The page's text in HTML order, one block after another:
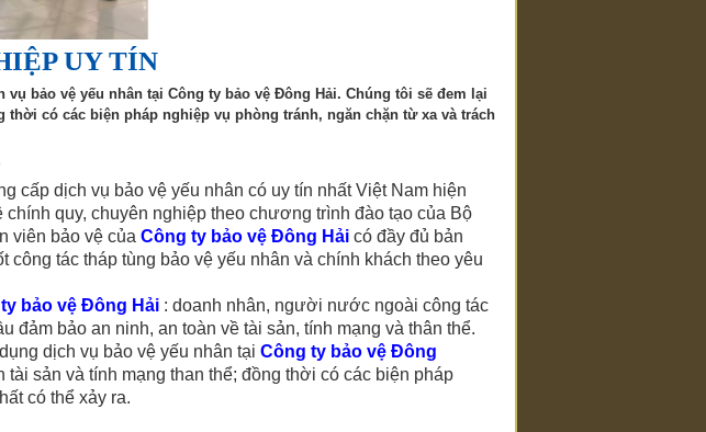
UY TÍN
bảo vệ yếu nhân tại Công ty bảo vệ Đông Hải. Chúng tôi sẽ đem lại
có các biện pháp nghiệp vụ phòng tránh, ngăn chặn từ xa và trách
cấp dịch vụ bảo vệ yếu nhân có uy tín nhất Việt Nam hiện
quy, chuyên nghiệp theo chương trình đào tạo của Bộ
viên bảo vệ của Công ty bảo vệ Đông Hải có đầy đủ bản
tác tháp tùng bảo vệ yếu nhân và chính khách theo yêu
bảo vệ Đông Hải : doanh nhân, người nước ngoài công tác
bảo an ninh, an toàn về tài sản, tính mạng và thân thể.
dịch vụ bảo vệ yếu nhân tại Công ty bảo vệ Đông
sản và tính mạng than thể; đồng thời có các biện pháp
có thể xảy ra.